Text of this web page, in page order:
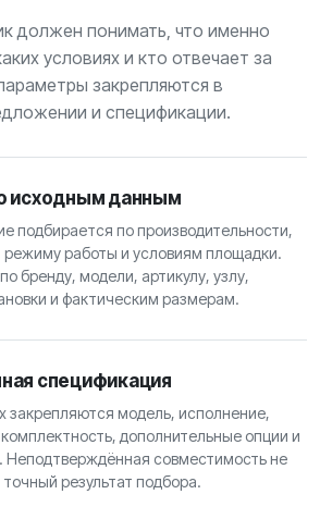
должен понимать, что именно
условиях и кто отвечает за
закрепляются в
и спецификации.
исходным данным
подбирается по производительности,
режиму работы и условиям площадки.
бренду, модели, артикулу, узлу,
и фактическим размерам.
спецификация
закрепляются модель, исполнение,
дополнительные опции и
Неподтверждённая совместимость не
результат подбора.